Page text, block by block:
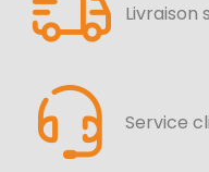
Livraison
Service